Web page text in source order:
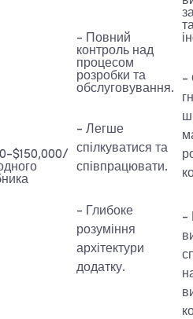
$150,000/
- Повний
контроль над
процесом
розробки та
обслуговування.
- Легше
спілкуватися та
співпрацювати.
- Глибоке
розуміння
архітектури
додатку.
-
-